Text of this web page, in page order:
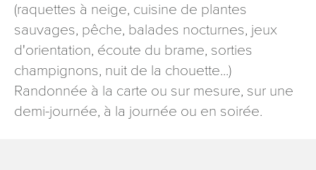
(raquettes à neige, cuisine de plantes
sauvages, pêche, balades nocturnes, jeux
d'orientation, écoute du brame, sorties
champignons, nuit de la chouette...)
Randonnée à la carte ou sur mesure, sur une
demi-journée, à la journée ou en soirée.